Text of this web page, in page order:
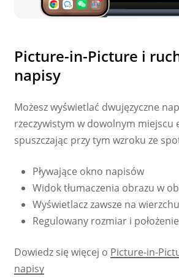
Picture-in-Picture i
napisy
Możesz wyświetlać dwujęzyczne
rzeczywistym w dowolnym miejscu
spuszczając przy tym wzroku ze
Pływające okno napisów
Widok tłumaczenia obrazu w
Wyświetlacz zawsze na wierzchu
Regulowany rozmiar i położenie
Dowiedz się więcej o Picture-in-
napisy